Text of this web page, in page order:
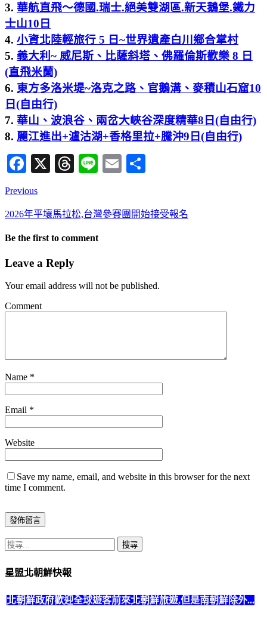
3. 華航直飛～德國.瑞士.絕美雙湖區.新天鵝堡.鐵力
士山10日
4. 小資北陸輕旅行 5 日~世界遺產白川鄉合掌村
5. 義大利~ 威尼斯、比薩斜塔、佛羅倫斯歡樂 8 日
(直飛米蘭)
6. 東方多洛米堤~洛克之路、官鵝溝、麥積山石窟10
日(自由行)
7. 華山、波浪谷、兩岔大峽谷深度精華8日(自由行)
8. 麗江進出+瀘沽湖+香格里拉+騰沖9日(自由行)
Facebook
X Threads
LineEmail
Previous
2026年平壤馬拉松,台灣參賽團開始接受報名
Be the first to comment
Leave a Reply
Your email address will not be published.
Comment
Name *
Email *
Website
Save my name, email, and website in this browser for the next
time I comment.
搜
關
字:
星盟北朝鮮快報
北朝鮮政府歡迎全球遊客前來北朝鮮旅遊,但是南朝鮮除外...